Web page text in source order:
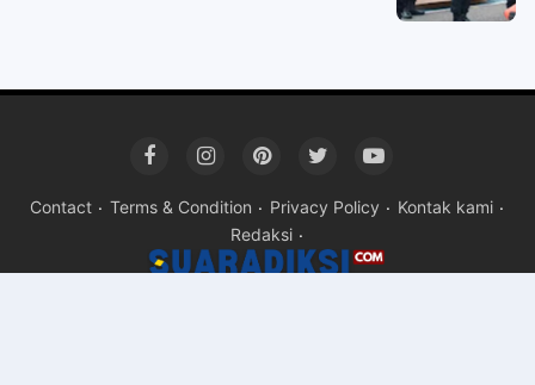
Contact Terms & Condition Privacy Policy
Kontak kami
Redaksi